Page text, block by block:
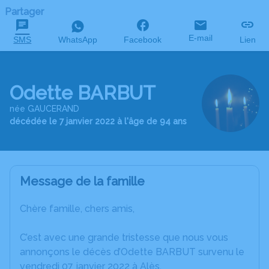
Partager
SMS WhatsApp Facebook E-mail Lien
Odette BARBUT
née GAUCERAND
décédée le 7 janvier 2022 à l'âge de 94 ans
Message de la famille
Chère famille, chers amis,
C’est avec une grande tristesse que nous vous
annonçons le décès d’Odette BARBUT survenu le
vendredi 07 janvier 2022 à Alès.